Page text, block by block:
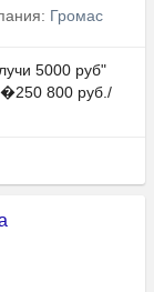
Громас
5000 руб"
800 руб./